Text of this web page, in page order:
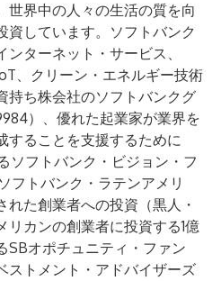
世界中の人々の生活の質を向
資しています。ソフトバンク
ターネット・サービス、
、クリーン・エネルギー技術
持ち株会社のソフトバンクグ
）、優れた起業家が業界を
することを支援するために
ソフトバンク・ビジョン・フ
フトバンク・ラテンアメリ
れた創業者への投資（黒人・
リカンの創業者に投資する1億
SBオポチュニティ・ファン
ストメント・アドバイザーズ